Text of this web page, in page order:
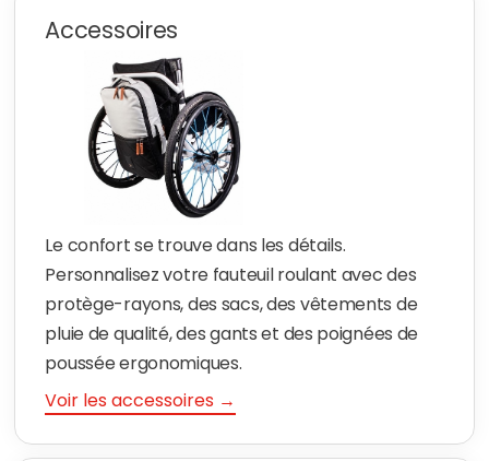
Accessoires
Le confort se trouve dans les détails.
Personnalisez votre fauteuil roulant avec des
protège-rayons, des sacs, des vêtements de
pluie de qualité, des gants et des poignées de
poussée ergonomiques.
Voir les accessoires →